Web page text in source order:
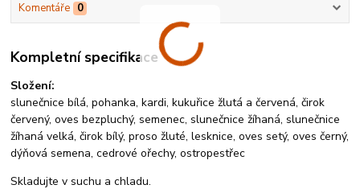
Komentáře 0
Kompletní specifikace
Složení:
slunečnice bílá, pohanka, kardi, kukuřice žlutá a červená, čirok
červený, oves bezpluchý, semenec, slunečnice žíhaná, slunečnice
žíhaná velká, čirok bílý, proso žluté, lesknice, oves setý, oves černý,
dýňová semena, cedrové ořechy, ostropestřec
Skladujte v suchu a chladu.